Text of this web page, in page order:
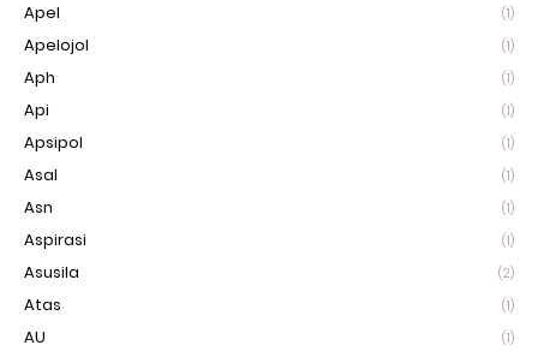
Apel (1)
Apelojol (1)
Aph (1)
Api (1)
Apsipol (1)
Asal (1)
Asn (1)
Aspirasi (1)
Asusila (2)
Atas (1)
AU (1)